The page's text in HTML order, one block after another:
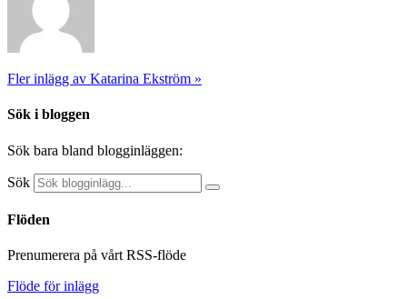
Fler inlägg av Katarina Ekström »
Sök i bloggen
Sök bara bland blogginläggen:
Sök
Flöden
Prenumerera på vårt RSS-flöde
Flöde för inlägg